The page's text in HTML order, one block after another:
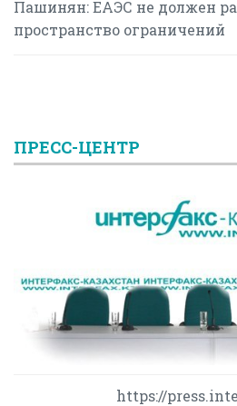
Пашинян: ЕАЭС не должен
пространство ограничений
ПРЕСС-ЦЕНТР
https://